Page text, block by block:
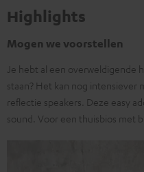
Highlights
Mogen we voorstellen
Je hebt al een overweldigende
staan? Het kan nog intensiever
reflectie speakers. Deze easy
sound. Voor een thuisbios met